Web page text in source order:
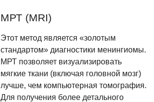
МРТ (MRI)
Этот метод является «золотым
стандартом» диагностики менингиомы.
МРТ позволяет визуализировать
мягкие ткани (включая головной мозг)
лучше, чем компьютерная томография.
Для получения более детального